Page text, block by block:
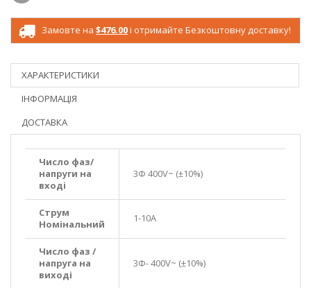
Замовте на $476.00і отримайте Безкоштовну доставку!
ХАРАКТЕРИСТИКИ
ІНФОРМАЦІЯ
ДОСТАВКА
Число фаз/
напруги на
вході
3Ф 400V~ (±10%)
Струм
Номінальний
1-10А
Число фаз /
напруга на
виході
3Ф- 400V~ (±10%)